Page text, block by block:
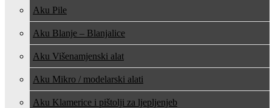
Aku Pile
Aku Blanje – Blanjalice
Aku Višenamjenski alat
Aku Mikro / modelarski alati
Aku Klamerice i pištolji za ljepljenje